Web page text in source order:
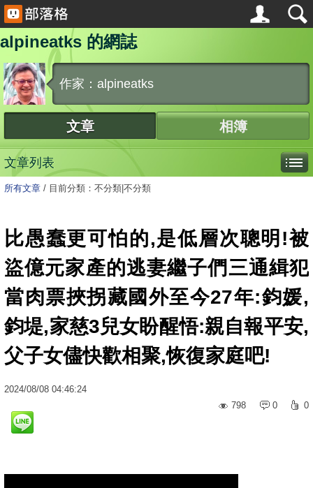
alpineatks 的網誌
作家：alpineatks
文章 相簿
文章列表
所有文章 / 目前分類：不分類|不分類
比愚蠢更可怕的,是低層次聰明!被
盜億元家產的逃妻繼子們三通緝犯
當肉票挾拐藏國外至今27年:鈞媛,
鈞堤,家慈3兒女盼醒悟:親自報平安,
父子女儘快歡相聚,恢復家庭吧!
2024/08/08 04:46:24
798
0 0